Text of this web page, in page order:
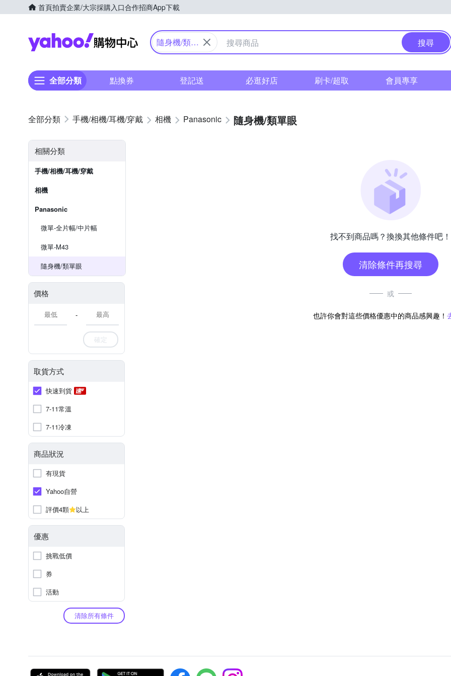
首頁拍賣企業/大宗採購入口合作招商App下載
Yahoo購物中心
隨身機/類單
搜尋
全部分類 點換券 登記送 必逛好店 刷卡/超取 會員專享
手機/相機/耳機/穿戴 相機 Panasonic 隨身機/類單眼
相關分類
手機/相機/耳機/穿戴
相機
Panasonic
微單-全片幅/中片幅
微單-M43
隨身機/類單眼
價格
-
確定
取貨方式
快速到貨
7-11常溫
7-11冷凍
商品狀況
有現貨
Yahoo自營
評價4顆
以上
優惠
挑戰低價
券
活動
清除所有條件
找不到商品嗎？換換其他條件吧！
清除條件再搜尋
或
也許你會對這些價格優惠中的商品感興趣！